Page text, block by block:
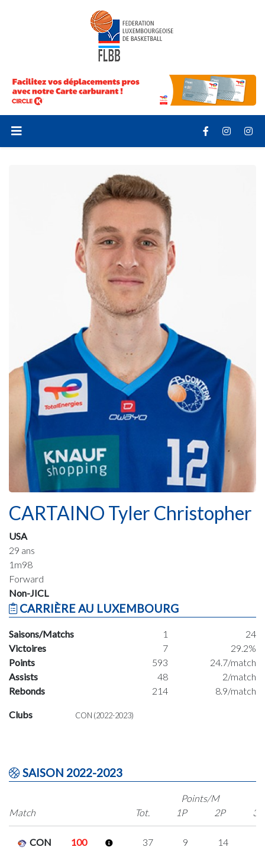
CARTAINO Tyler Christopher
USA
29 ans
1m98
Forward
Non-JICL
CARRIÈRE AU LUXEMBOURG
Saisons/Matchs 1
24
Victoires
7
29.2%
Points
593
24.7/match
Assists
48
2/match
Rebonds
214 8.9/match
Clubs CON (2022-2023)
SAISON 2022-2023
Match
Points/M
Tot.
1P 2P 3P
CON
100
37 9 14